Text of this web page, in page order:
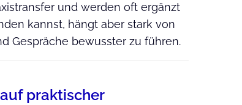
und werden oft ergänzt
kannst, hängt aber stark von
Gespräche bewusster zu führen.
praktischer